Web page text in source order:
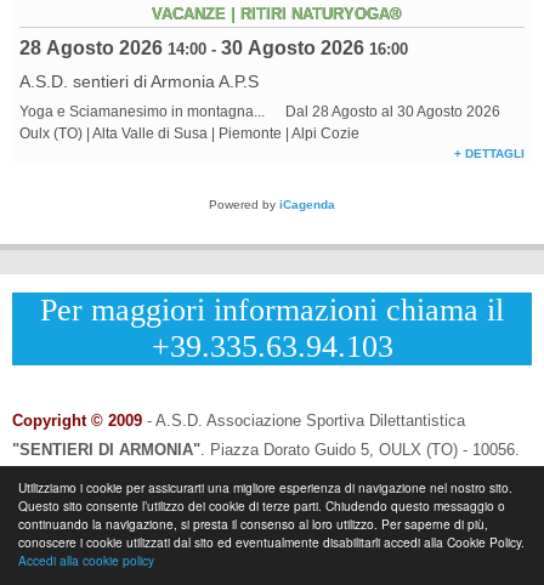
Utilizziamo i cookie per assicurarti una migliore esperienza di navigazione nel nostro sito.
Questo sito consente l’utilizzo dei cookie di terze parti. Chiudendo questo messaggio o
continuando la navigazione, si presta il consenso al loro utilizzo. Per saperne di più,
conoscere i cookie utilizzati dal sito ed eventualmente disabilitarli accedi alla Cookie Policy.
Accedi alla cookie policy
VACANZE | RITIRI NATURYOGA®
28 Agosto 2026 14:00 -30 Agosto 2026 16:00
A.S.D. sentieri di Armonia A.P.S
Yoga e Sciamanesimo in montagna... Dal 28 Agosto al 30 Agosto 2026
Oulx (TO) | Alta Valle di Susa | Piemonte | Alpi Cozie
+ DETTAGLI
Powered by iCagenda
Per maggiori informazioni chiama il
+39.335.63.94.103
Copyright © 2009 - A.S.D. Associazione Sportiva Dilettantistica
"SENTIERI DI ARMONIA". Piazza Dorato Guido 5, OULX (TO) - 10056.
Info & Contatti:Laura Eynard: +39.335.6394103
-Email: info@sentieridiarmonia.com